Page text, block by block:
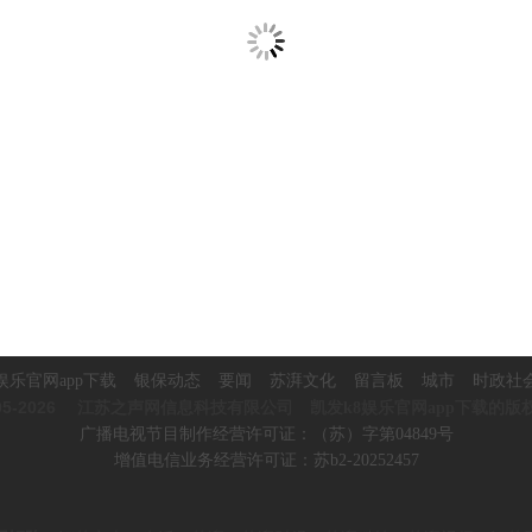
乐官网app下载 银保动态 要闻 苏湃文化 留言板 城市 时政社
广播电视节目制作经营许可证：（苏）字第04849号
增值电信业务经营许可证：苏b2-20252457